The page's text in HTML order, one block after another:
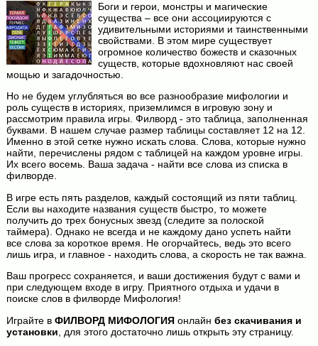
Боги и герои, монстры и магические
существа – все они ассоциируются с
удивительными историями и таинственными
свойствами. В этом мире существует
огромное количество божеств и сказочных
существ, которые вдохновляют нас своей
мощью и загадочностью.
Но не будем углубляться во все разнообразие мифологии и
роль существ в историях, приземлимся в игровую зону и
рассмотрим правила игры. Филворд - это таблица, заполненная
буквами. В нашем случае размер таблицы составляет 12 на 12.
Именно в этой сетке нужно искать слова. Слова, которые нужно
найти, перечислены рядом с таблицей на каждом уровне игры.
Их всего восемь. Ваша задача - найти все слова из списка в
филворде.
В игре есть пять разделов, каждый состоящий из пяти таблиц.
Если вы находите названия существ быстро, то можете
получить до трех бонусных звезд (следите за полоской
таймера). Однако не всегда и не каждому дано успеть найти
все слова за короткое время. Не огорчайтесь, ведь это всего
лишь игра, и главное - находить слова, а скорость не так важна.
Ваш прогресс сохраняется, и ваши достижения будут с вами и
при следующем входе в игру. Приятного отдыха и удачи в
поиске слов в филворде Мифология!
Играйте в ФИЛВОРД МИФОЛОГИЯонлайн без скачивания и
установки , для этого достаточно лишь открыть эту страницу.